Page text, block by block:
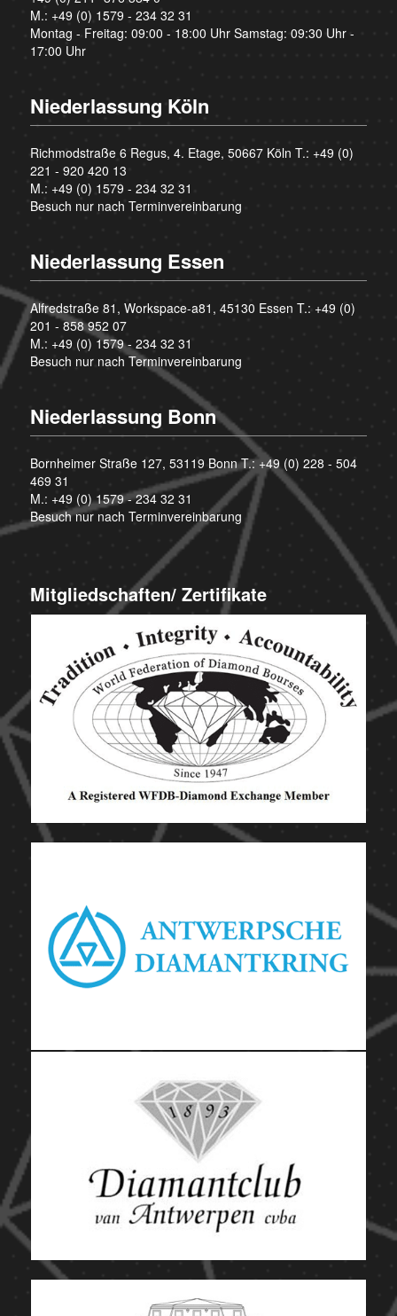
M.: +49 (0) 1579 - 234 32 31
Montag - Freitag: 09:00 - 18:00 Uhr Samstag: 09:30 Uhr -
17:00 Uhr
Niederlassung Köln
Richmodstraße 6 Regus, 4. Etage, 50667 Köln T.: +49 (0)
221 - 920 420 13
M.: +49 (0) 1579 - 234 32 31
Besuch nur nach Terminvereinbarung
Niederlassung Essen
Alfredstraße 81, Workspace-a81, 45130 Essen T.: +49 (0)
201 - 858 952 07
M.: +49 (0) 1579 - 234 32 31
Besuch nur nach Terminvereinbarung
Niederlassung Bonn
Bornheimer Straße 127, 53119 Bonn T.:+49 (0) 228 - 504
469 31
M.: +49 (0) 1579 - 234 32 31
Besuch nur nach Terminvereinbarung
Mitgliedschaften/ Zertifikate